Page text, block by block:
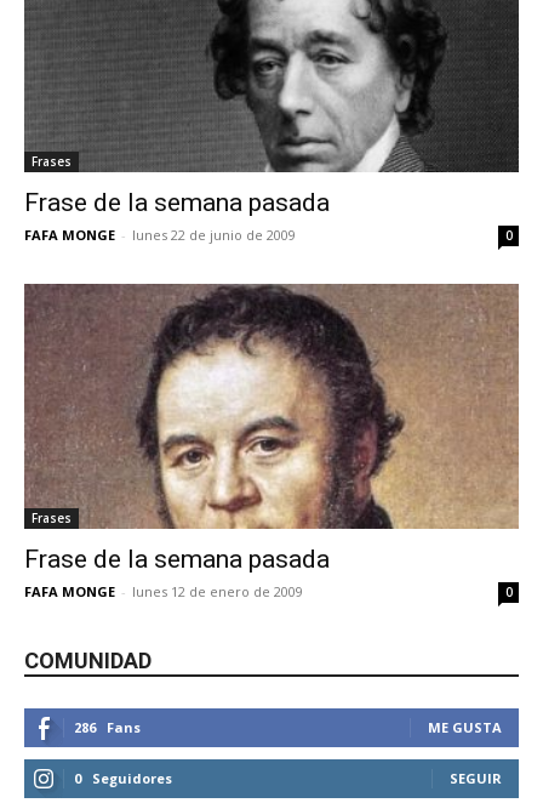
Frases
Frase de la semana pasada
FAFA MONGE - lunes 22 de junio de 2009 0
Frases
Frase de la semana pasada
FAFA MONGE - lunes 12 de enero de 2009 0
COMUNIDAD
286 Fans ME GUSTA
0 Seguidores SEGUIR